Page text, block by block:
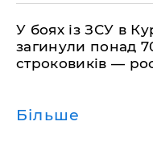
​У боях із ЗСУ в
загинули понад
строковиків —
Більше